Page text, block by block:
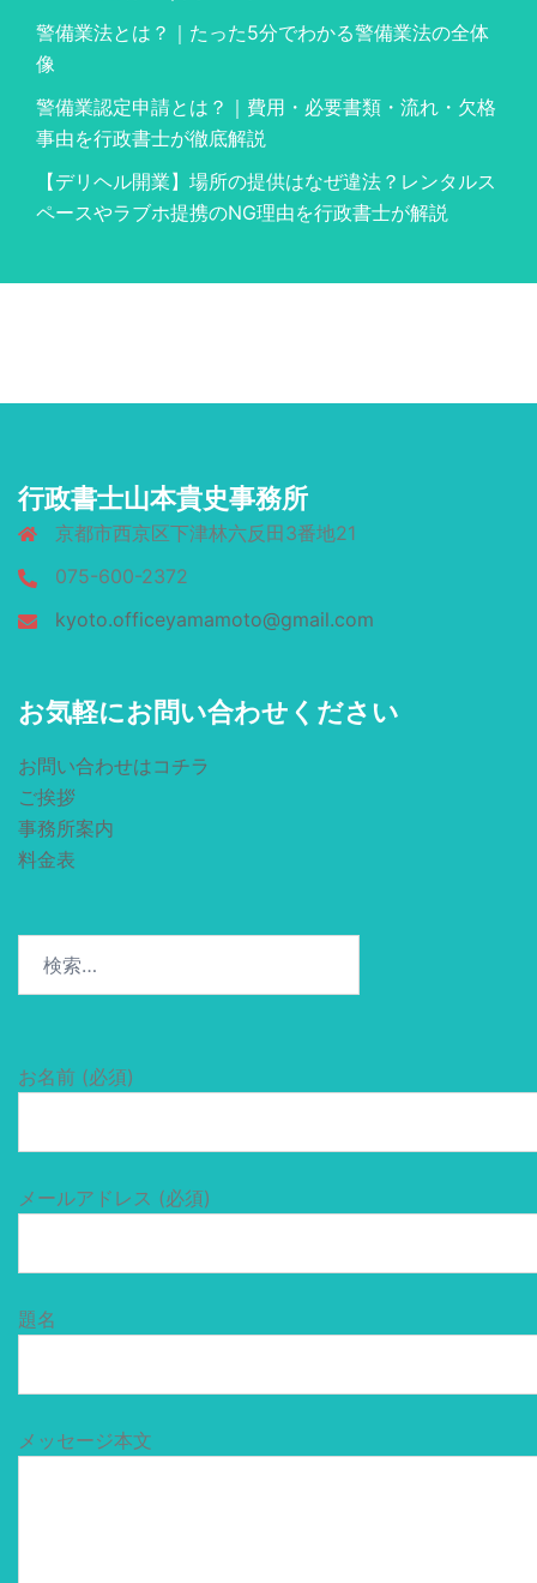
警備業法とは？｜たった5分でわかる警備業法の全体
像
警備業認定申請とは？｜費用・必要書類・流れ・欠格
事由を行政書士が徹底解説
【デリヘル開業】場所の提供はなぜ違法？レンタルス
ペースやラブホ提携のNG理由を行政書士が解説
行政書士山本貴史事務所
京都市西京区下津林六反田3番地21
075-600-2372
kyoto.officeyamamoto@gmail.com
お気軽にお問い合わせください
お問い合わせはコチラ
ご挨拶
事務所案内
料金表
お名前 (必須)
メールアドレス (必須)
題名
メッセージ本文